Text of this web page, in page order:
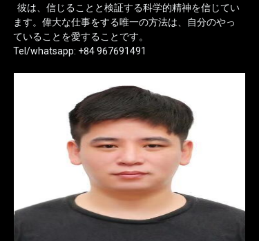
彼は、信じることと検証する科学的精神を信じてい
ます。偉大な仕事をする唯一の方法は、自分のやっ
ていることを愛することです。
Tel/whatsapp: +84 967691491